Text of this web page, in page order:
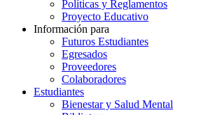
Políticas y Reglamentos​
Proyecto Educativo
Información para
Futuros Estudiantes
Egresados
Proveedores
Colaboradores
Estudiantes
Bienestar y Salud Mental